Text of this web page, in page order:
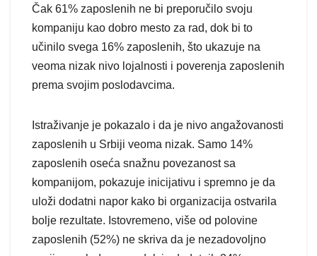
Čak 61% zaposlenih ne bi preporučilo svoju
kompaniju kao dobro mesto za rad, dok bi to
učinilo svega 16% zaposlenih, što ukazuje na
veoma nizak nivo lojalnosti i poverenja zaposlenih
prema svojim poslodavcima.
Istraživanje je pokazalo i da je nivo angažovanosti
zaposlenih u Srbiji veoma nizak. Samo 14%
zaposlenih oseća snažnu povezanost sa
kompanijom, pokazuje inicijativu i spremno je da
uloži dodatni napor kako bi organizacija ostvarila
bolje rezultate. Istovremeno, više od polovine
zaposlenih (52%) ne skriva da je nezadovoljno